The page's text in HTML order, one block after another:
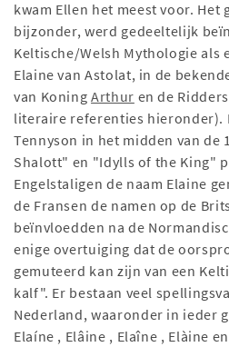
kwam Ellen het meest voor. Het
bijzonder, werd gedeeltelijk
Keltische/Welsh Mythologie als
Elaine van Astolat, in de
van KoningArthur en de
literaire referenties hieronder).
Tennyson in het midden van de
Shalott" en "Idylls of the King"
Engelstaligen de naam Elaine
de Fransen de namen op de
beïnvloedden na de
enige overtuiging dat de
gemuteerd kan zijn van een
kalf". Er bestaan veel
Nederland, waaronder in ieder
Elaíne , Elâine , Elaîne , Elàine